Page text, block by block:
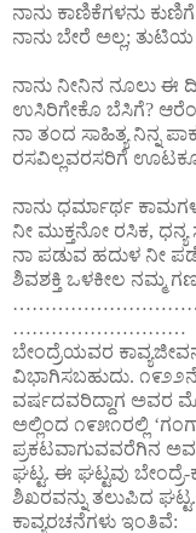
ನಾನು ಕಾಣಿಕೆಗಳನು
ನಾನು ಬೇರೆ ಅಲ್ಲ;
ನಾನು ನೀನಿನ ನೂಲು ಈ
ಉಸಿರಿಗೇಕೊ ಬೆಸಿಗೆ?
ನಾ ತಂದ ಸಾಹಿತ್ಯ ನಿನ್ನ
ರಸವಿಲ್ಲವರಸರಿಗೆ
ನಾನು ಧರ್ಮಾರ್ಥ ಕಾಮಗಳ
ನೀ ಮುಕ್ತನೋ ರಸಿಕ, ಧನ್ಯ
ನಾ ಪಡುವ ಹದುಳ ನೀ
ಶಿವಶಕ್ತಿ ಒಳಕೀಲ ನಮ್ಮ
………………………
ಬೇಂದ್ರೆಯವರ
ವಿಭಾಗಿಸಬಹುದು.
ವರ್ಷದವರಿದ್ದಾಗ ಅವರ
ಅಲ್ಲಿಂದ ೧೯೫೧ರಲ್ಲಿ
ಪ್ರಕಟವಾಗುವವರೆಗಿನ
ಘಟ್ಟ. ಈ ಘಟ್ಟವು
ಶಿಖರವನ್ನು ತಲುಪಿದ
ಕಾವ್ಯರಚನೆಗಳು ಇಂತಿವೆ: